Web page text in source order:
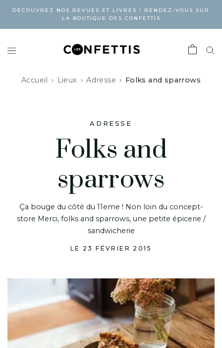
DÉCOUVREZ NOS REVUES ET LIVRES ! RENDEZ-VOUS SUR
LA BOUTIQUE DES CONFETTIS
Accueil Lieux Adresse Folks and sparrows
ADRESSE
Folks and
sparrows
Ça bouge du côté du 11eme ! Non loin du concept-
store Merci, folks and sparrows, une petite épicerie /
sandwicherie
LE 23 FÉVRIER 2015